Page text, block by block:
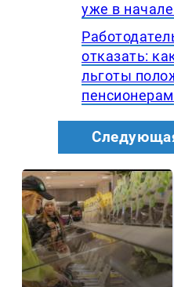
уже в
отказать:
льготы
пенсионерам